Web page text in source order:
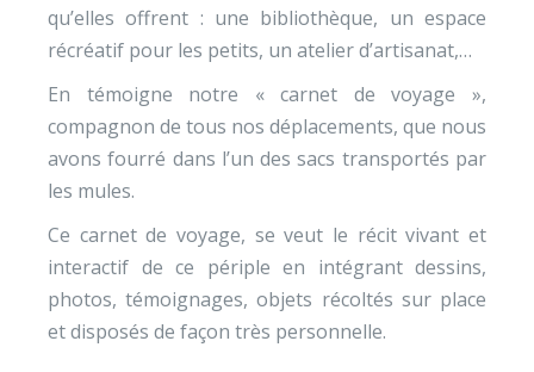
qu’elles offrent : une bibliothèque, un espace
récréatif pour les petits, un atelier d’artisanat,…
En témoigne notre « carnet de voyage »,
compagnon de tous nos déplacements, que nous
avons fourré dans l’un des sacs transportés par
les mules.
Ce carnet de voyage, se veut le récit vivant et
interactif de ce périple en intégrant dessins,
photos, témoignages, objets récoltés sur place
et disposés de façon très personnelle.